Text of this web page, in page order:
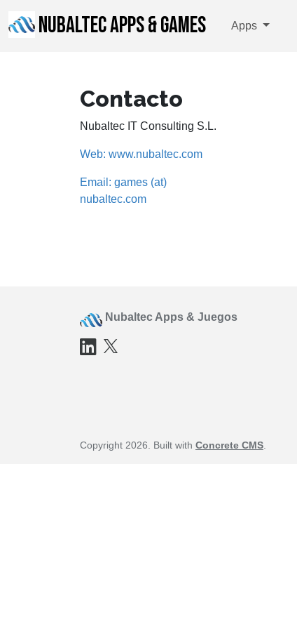
NUBALTEC APPS & GAMES Apps
Contacto
Nubaltec IT Consulting S.L.
Web: www.nubaltec.com
Email: games (at)
nubaltec.com
Nubaltec Apps & Juegos
Copyright 2026. Built with Concrete CMS